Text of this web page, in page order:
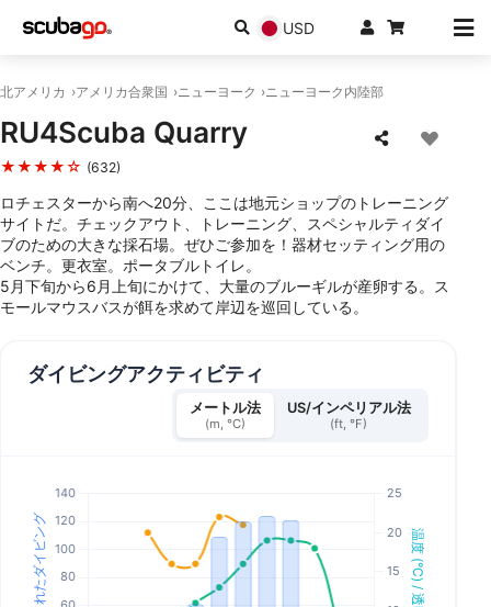
USD
北アメリカ アメリカ合衆国 ニューヨーク ニューヨーク内陸部
RU4Scuba Quarry
★★★★☆ (632)
ロチェスターから南へ20分、ここは地元ショップのトレーニング
サイトだ。チェックアウト、トレーニング、スペシャルティダイ
ブのための大きな採石場。ぜひご参加を！器材セッティング用の
ベンチ。更衣室。ポータブルトイレ。
5月下旬から6月上旬にかけて、大量のブルーギルが産卵する。ス
モールマウスバスが餌を求めて岸辺を巡回している。
ダイビングアクティビティ
メートル法
(m, °C)
US/インペリアル法
(ft, °F)